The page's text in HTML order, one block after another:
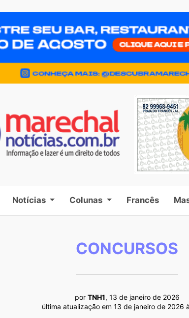
(current)
Notícias Colunas Francês
CONCURSOS
por TNH1, 13 de janeiro de 2026
última atualização em 13 de janeiro de 2026